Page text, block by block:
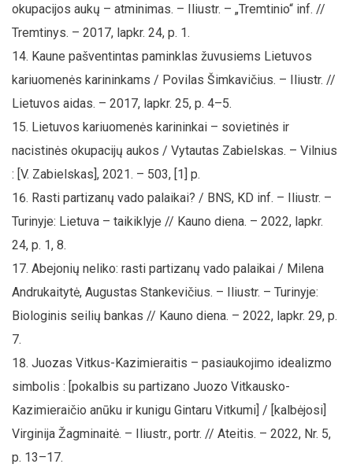
okupacijos aukų – atminimas. – Iliustr. – „Tremtinio“ inf. //
Tremtinys. – 2017, lapkr. 24, p. 1.
Kaune pašventintas paminklas žuvusiems Lietuvos
kariuomenės karininkams / Povilas Šimkavičius. – Iliustr. //
Lietuvos aidas. – 2017, lapkr. 25, p. 4–5.
Lietuvos kariuomenės karininkai – sovietinės ir
nacistinės okupacijų aukos / Vytautas Zabielskas. – Vilnius
: [V. Zabielskas], 2021. – 503, [1] p.
Rasti partizanų vado palaikai? / BNS, KD inf. – Iliustr. –
Turinyje: Lietuva – taikiklyje // Kauno diena. – 2022, lapkr.
24, p. 1, 8.
Abejonių neliko: rasti partizanų vado palaikai / Milena
Andrukaitytė, Augustas Stankevičius. – Iliustr. – Turinyje:
Biologinis seilių bankas // Kauno diena. – 2022, lapkr. 29, p.
7.
Juozas Vitkus-Kazimieraitis – pasiaukojimo idealizmo
simbolis : [pokalbis su partizano Juozo Vitkausko-
Kazimieraičio anūku ir kunigu Gintaru Vitkumi] / [kalbėjosi]
Virginija Žagminaitė. – Iliustr., portr. // Ateitis. – 2022, Nr. 5,
p. 13–17.